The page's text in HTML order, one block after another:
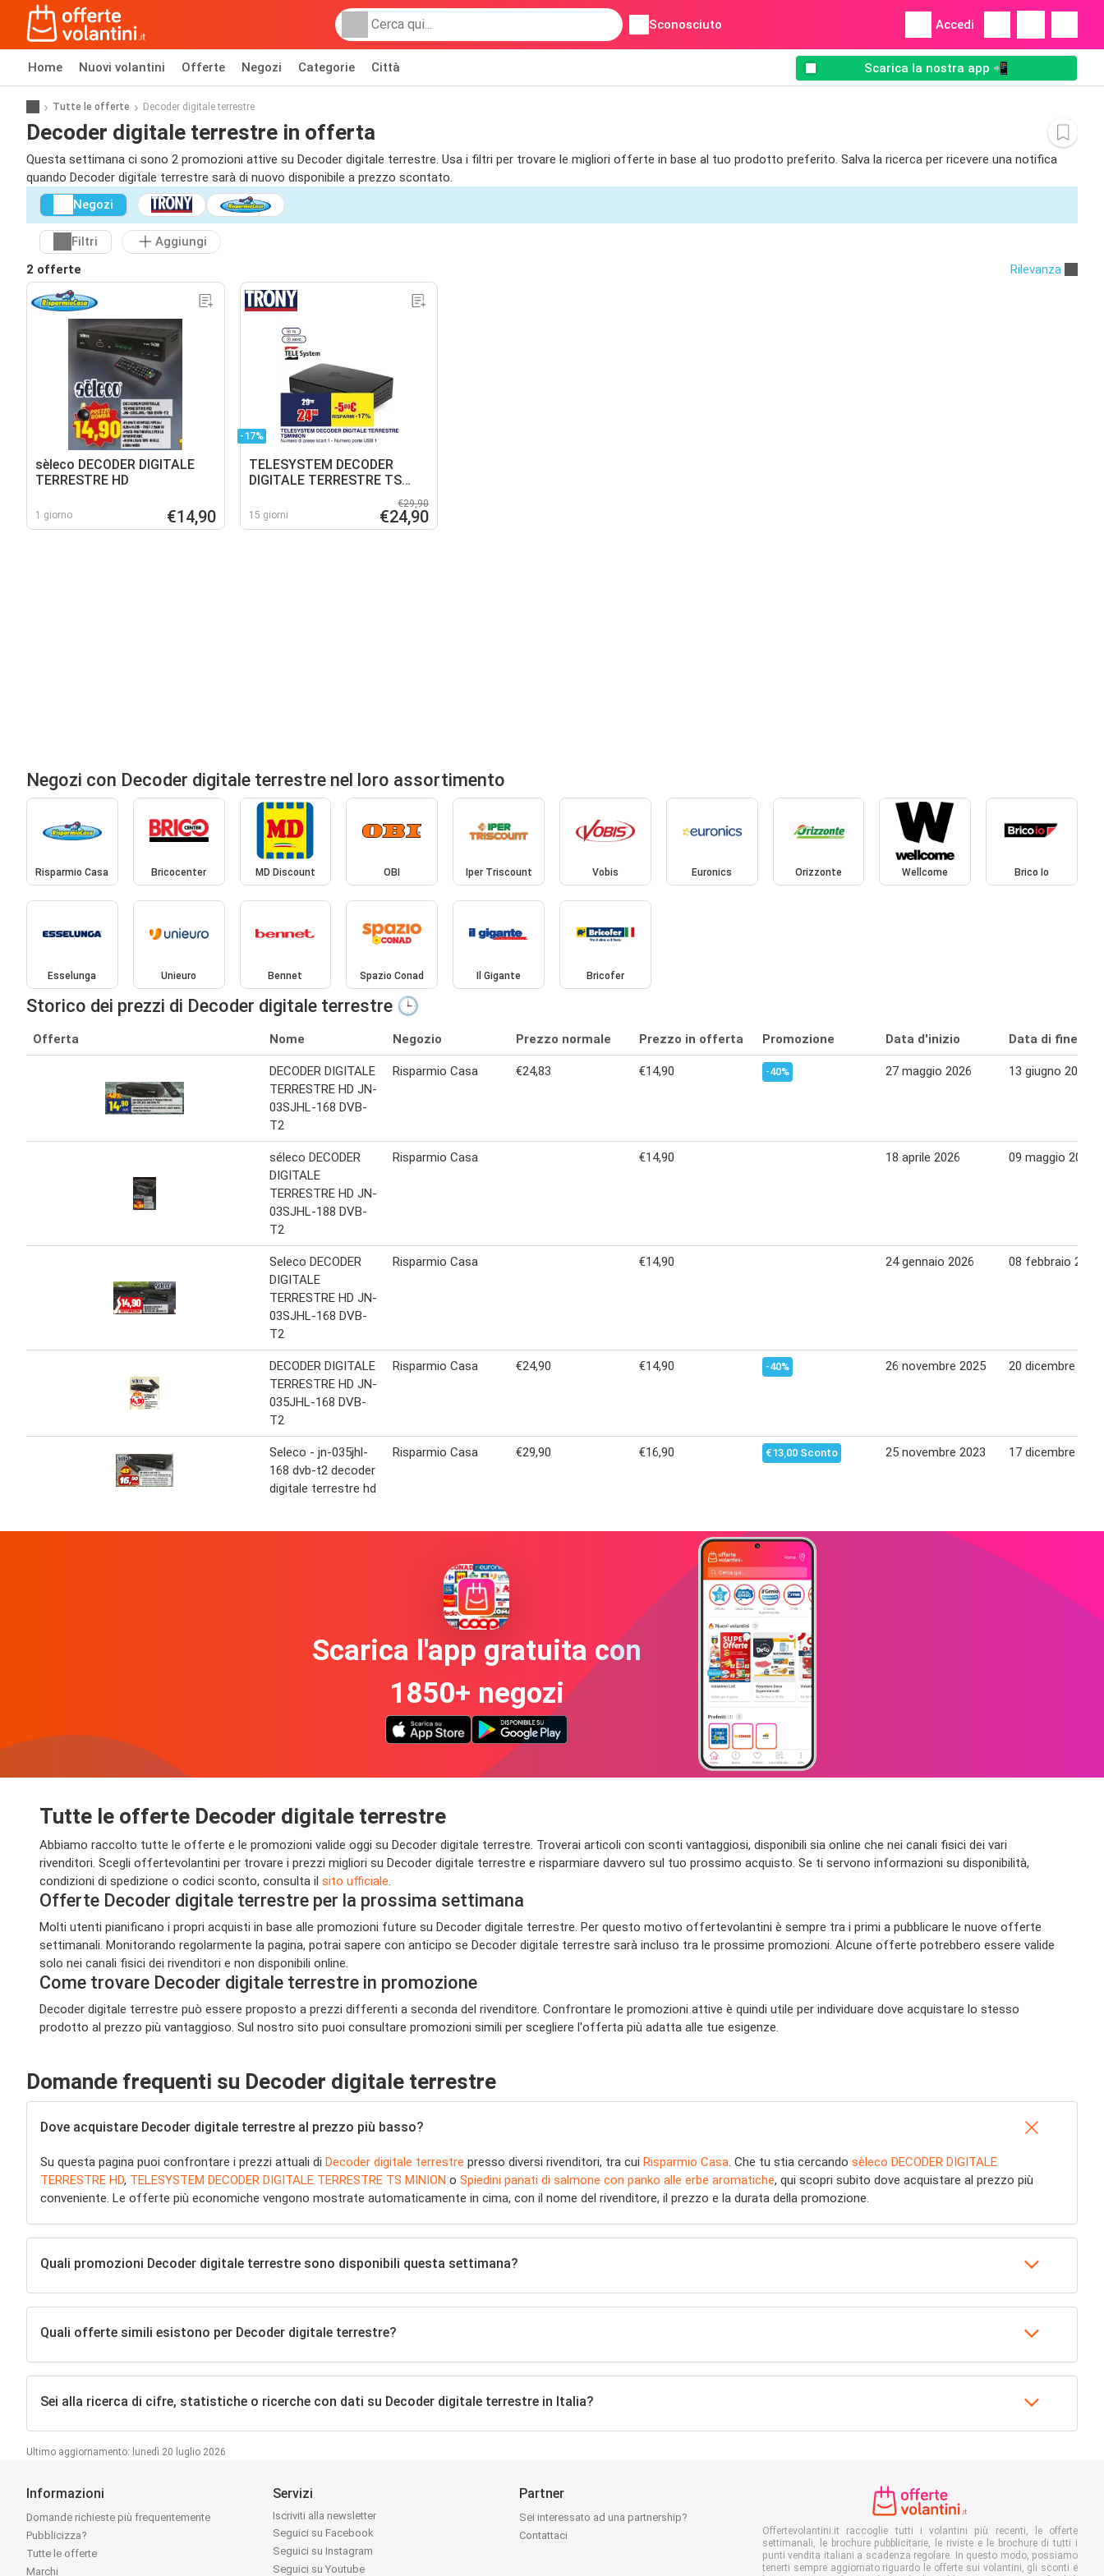
Sconosciuto Accedi
Home Nuovi volantini Offerte Negozi Categorie Città Scarica la nostra app 📲
Tutte le offerte Decoder digitale terrestre
Decoder digitale terrestre in offerta
Questa settimana ci sono 2 promozioni attive su Decoder digitale terrestre. Usa i filtri per trovare le migliori offerte in base al tuo prodotto preferito. Salva la ricerca per ricevere una notifica
quando Decoder digitale terrestre sarà di nuovo disponibile a prezzo scontato.
Negozi
Filtri
Aggiungi
2 offerte
Rilevanza
sèleco DECODER DIGITALE
TERRESTRE HD
1 giorno €14,90
-17%
TELESYSTEM DECODER
DIGITALE TERRESTRE TS
15 giorni
€29,90
€24,90
Negozi con Decoder digitale terrestre nel loro assortimento
Risparmio Casa Bricocenter MD Discount OBI Iper Triscount Vobis Euronics Orizzonte Wellcome Brico Io
Esselunga Unieuro Bennet Spazio Conad Il Gigante Bricofer
Storico dei prezzi di Decoder digitale terrestre 🕒
Offerta Nome Negozio Prezzo normale Prezzo in offerta Promozione Data d'inizio Data di fine
DECODER DIGITALE
TERRESTRE HD JN-
03SJHL-168 DVB-
T2
Risparmio Casa €24,83 €14,90 -40% 27 maggio 2026 13 giugno 2026
séleco DECODER
DIGITALE
TERRESTRE HD JN-
03SJHL-188 DVB-
T2
Risparmio Casa €14,90 18 aprile 2026 09 maggio 2026
Seleco DECODER
DIGITALE
TERRESTRE HD JN-
03SJHL-168 DVB-
T2
Risparmio Casa €14,90 24 gennaio 2026 08 febbraio 2026
DECODER DIGITALE
TERRESTRE HD JN-
035JHL-168 DVB-
T2
Risparmio Casa €24,90 €14,90 -40% 26 novembre 2025 20 dicembre 2025
Seleco - jn-035jhl-
168 dvb-t2 decoder
digitale terrestre hd
Risparmio Casa €29,90 €16,90 €13,00 Sconto 25 novembre 2023 17 dicembre 2023
Scarica l'app gratuita con
1850+ negozi
Tutte le offerte Decoder digitale terrestre
Abbiamo raccolto tutte le offerte e le promozioni valide oggi su Decoder digitale terrestre. Troverai articoli con sconti vantaggiosi, disponibili sia online che nei canali fisici dei vari
rivenditori. Scegli offertevolantini per trovare i prezzi migliori su Decoder digitale terrestre e risparmiare davvero sul tuo prossimo acquisto. Se ti servono informazioni su disponibilità,
condizioni di spedizione o codici sconto, consulta il sito ufficiale
Offerte Decoder digitale terrestre per la prossima settimana
Molti utenti pianificano i propri acquisti in base alle promozioni future su Decoder digitale terrestre. Per questo motivo offertevolantini è sempre tra i primi a pubblicare le nuove offerte
settimanali. Monitorando regolarmente la pagina, potrai sapere con anticipo se Decoder digitale terrestre sarà incluso tra le prossime promozioni. Alcune offerte potrebbero essere valide
solo nei canali fisici dei rivenditori e non disponibili online.
Come trovare Decoder digitale terrestre in promozione
Decoder digitale terrestre può essere proposto a prezzi differenti a seconda del rivenditore. Confrontare le promozioni attive è quindi utile per individuare dove acquistare lo stesso
prodotto al prezzo più vantaggioso. Sul nostro sito puoi consultare promozioni simili per scegliere l'offerta più adatta alle tue esigenze.
Domande frequenti su Decoder digitale terrestre
Dove acquistare Decoder digitale terrestre al prezzo più basso?
Su questa pagina puoi confrontare i prezzi attuali di Decoder digitale terrestre presso diversi rivenditori, tra cui Risparmio Casa . Che tu stia cercando sèleco DECODER DIGITALE
TERRESTRE HD, TELESYSTEM DECODER DIGITALE TERRESTRE TS MINION o Spiedini panati di salmone con panko alle erbe aromatiche, qui scopri subito dove acquistare al prezzo più
conveniente. Le offerte più economiche vengono mostrate automaticamente in cima, con il nome del rivenditore, il prezzo e la durata della promozione.
Quali promozioni Decoder digitale terrestre sono disponibili questa settimana?
Quali offerte simili esistono per Decoder digitale terrestre?
Sei alla ricerca di cifre, statistiche o ricerche con dati su Decoder digitale terrestre in Italia?
Ultimo aggiornamento: lunedì 20 luglio 2026
Informazioni
Domande richieste più frequentemente
Pubblicizza?
Tutte le offerte
Marchi
Servizi
Iscriviti alla newsletter
Seguici su Facebook
Seguici su Instagram
Seguici su Youtube
Partner
Sei interessato ad una partnership?
Contattaci
Offertevolantini.it raccoglie tutti i volantini più recenti, le offerte
settimanali, le brochure pubblicitarie, le riviste e le brochure di tutti i
punti vendita italiani a scadenza regolare. In questo modo, possiamo
tenerti sempre aggiornato riguardo le offerte sui volantini, gli sconti e